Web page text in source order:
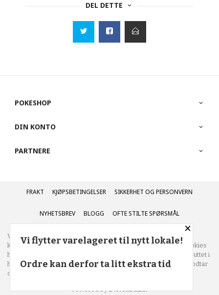
DEL DETTE
POKESHOP
DIN KONTO
PARTNERE
FRAKT KJØPSBETINGELSER SIKKERHET OG PERSONVERN
NYHETSBREV BLOGG OFTE STILTE SPØRSMÅL
Vår nettbutikk bruker cookies slik at du får en bedre
kjøpsopplevelse og vi kan yte deg bedre service. Vi bruker cookies
hovedsaklig til å lagre innloggingsdetaljer og huske hva du har puttet i
handlekurven din. Fortsett å bruke siden som normalt om du godtar
dette.
Powered by24Nettbutikk
×
Vi flytter varelageret til nytt lokale!
Ordre kan derfor ta litt ekstra tid